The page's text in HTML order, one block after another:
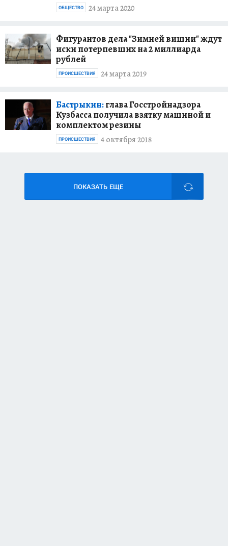
24 марта 2020
ОБЩЕСТВО
Фигурантов дела "Зимней вишни" ждут
иски потерпевших на 2 миллиарда
рублей
24 марта 2019
ПРОИСШЕСТВИЯ
Бастрыкин:глава Госстройнадзора
Кузбасса получила взятку машиной и
комплектом резины
4 октября 2018
ПРОИСШЕСТВИЯ
ПОКАЗАТЬ ЕЩЕ